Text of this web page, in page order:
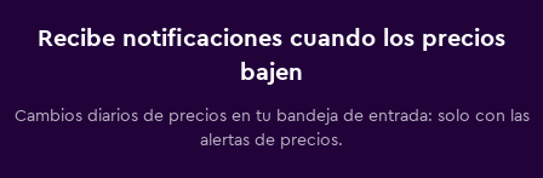
Recibe notificaciones cuando los precios
bajen
Cambios diarios de precios en tu bandeja de entrada: solo con las
alertas de precios.